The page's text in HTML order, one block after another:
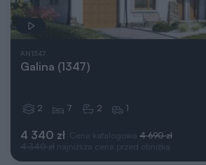
AN1347
Galina (1347)
4 340 zł Cena katalogowa 4 690 zł
4 340 zł najniższa cena przed obniżką
2 7 2 1